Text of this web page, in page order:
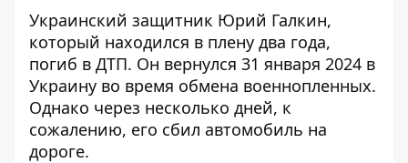
Украинский защитник Юрий Галкин,
который находился в плену два года,
погиб в ДТП. Он вернулся 31 января 2024 в
Украину во время обмена военнопленных.
Однако через несколько дней, к
сожалению, его сбил автомобиль на
дороге.